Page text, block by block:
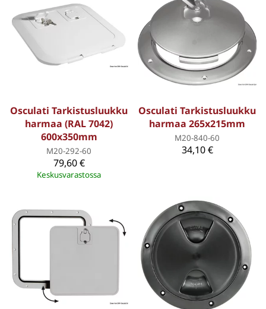
Osculati Tarkistusluukku
harmaa (RAL 7042)
600x350mm
M20-292-60
79,60 €
Keskusvarastossa
Osculati Tarkistusluukku
harmaa 265x215mm
M20-840-60
34,10 €